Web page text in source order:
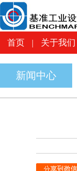
首页 关
首页 | 关于我们
新闻中心